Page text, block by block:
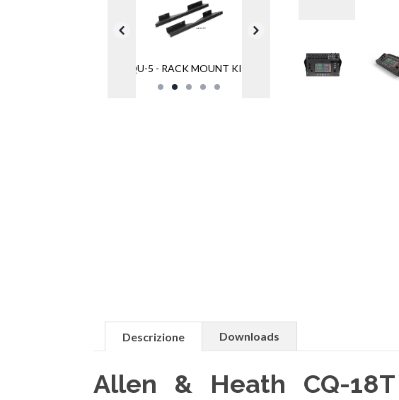
QU-5 - RACK MOUNT KIT
Descrizione Downloads
Allen & Heath CQ-18T